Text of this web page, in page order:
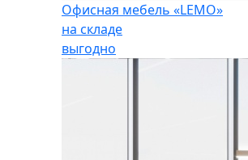
Офисная мебель «LEMO»
на складе
выгодно